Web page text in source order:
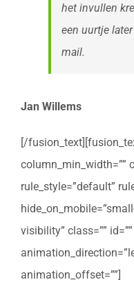
het invullen
een uurtje
mail.
Jan Willems
[/
column_min_width=””
rule_style=”default”
visibility” class=””
animation_offset=””]